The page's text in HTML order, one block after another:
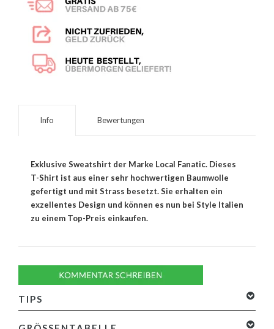
Info Bewertungen
Exklusive Sweatshirt der Marke Local Fanatic. Dieses
T-Shirt ist aus einer sehr hochwertigen Baumwolle
gefertigt und mit Strass besetzt. Sie erhalten ein
exzellentes Design und können es nun bei Style Italien
zu einem Top-Preis einkaufen.
TIPS